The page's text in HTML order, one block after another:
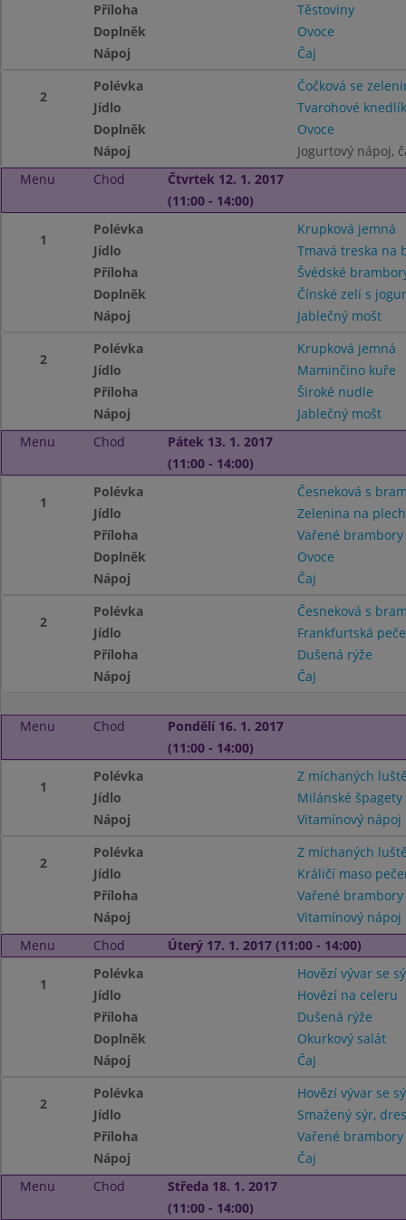
Příloha
Těstoviny
Doplněk
Ovoce
Nápoj
Čaj
2
Polévka
Čočková se
Jídlo
Tvarohové
Doplněk
Ovoce
Nápoj
Jogurtový nápoj,
Menu
Chod
Čtvrtek 12. 1. 2017
(11:00 - 14:00)
1
Polévka
Krupková jemná
Jídlo
Tmavá treska na
Příloha
Švédské
Doplněk
Čínské zelí s
Nápoj
Jablečný mošt
2
Polévka
Krupková jemná
Jídlo
Maminčino kuře
Příloha
Široké nudle
Nápoj
Jablečný mošt
Menu
Chod
Pátek 13. 1. 2017
(11:00 - 14:00)
1
Polévka
Česneková s
Jídlo
Zelenina na plech
Příloha
Vařené
Doplněk
Ovoce
Nápoj
Čaj
2
Polévka
Česneková s
Jídlo
Frankfurtská
Příloha
Dušená rýže
Nápoj
Čaj
Menu Chod
Pondělí 16. 1. 2017
(11:00 - 14:00)
1
Polévka
Z míchaných
Jídlo
Milánské špagety
Nápoj
Vitamínový nápoj
2
Polévka
Z míchaných
Jídlo
Králičí maso
Příloha
Vařené brambory
Nápoj
Vitamínový nápoj
Menu
Chod Úterý 17. 1. 2017 (11:00 - 14:00)
1
Polévka
Hovězí vývar se
Jídlo
Hovězí na celeru
Příloha
Dušená rýže
Doplněk
Okurkový salát
Nápoj
Čaj
2
Polévka
Hovězí vývar se
Jídlo
Smažený sýr,
Příloha
Vařené
Nápoj
Čaj
Menu
Chod
Středa 18. 1. 2017
(11:00 - 14:00)